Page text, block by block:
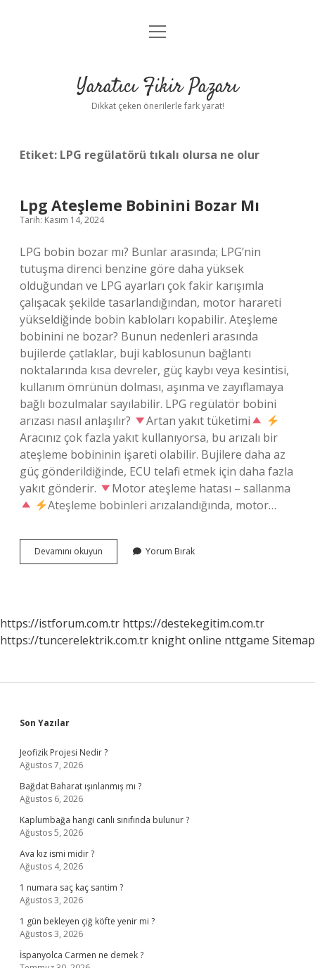
Anasayfa
Yasal Uyarı
menüyü
Yaratıcı Fikir Pazarı
Dikkat çeken önerilerle fark yarat!
Etiket: LPG regülatörü tıkalı olursa ne olur
Lpg Ateşleme Bobinini Bozar Mı
Tarih: Kasım 14, 2024
LPG bobin bozar mı? Bunlar arasında; LPG’nin
tutuşma direnci benzine göre daha yüksek
olduğundan ve LPG ayarları çok fakir karışımla
çalışacak şekilde tasarlandığından, motor harareti
yükseldiğinde bobin kabloları kopabilir. Ateşleme
bobinini ne bozar? Bunun nedenleri arasında
bujilerde çatlaklar, buji kablosunun bağlantı
noktalarında kısa devreler, güç kaybı veya kesintisi,
kullanım ömrünün dolması, aşınma ve zayıflamaya
bağlı bozulmalar sayılabilir. LPG regülatör bobini
arızası nasıl anlaşılır?
Artan yakıt tüketimi
Aracınız çok fazla yakıt kullanıyorsa, bu arızalı bir
ateşleme bobininin işareti olabilir. Bujilere daha az
güç gönderildiğinde, ECU telafi etmek için daha fazla
yakıt gönderir.
Motor ateşleme hatası – sallanma
Ateşleme bobinleri arızalandığında, motor…
Devamını okuyun
Ateşleme
Yorum Bırak
https://istforum.com.tr https://destekegitim.com.tr
https://tuncerelektrik.com.tr knight online nttgame Sitemap
Sidebar
Son Yazılar
Jeofizik Projesi Nedir ?
Ağustos 7, 2026
Bağdat Baharat ışınlanmış mı ?
Ağustos 6, 2026
Kaplumbağa hangi canlı sınıfında bulunur ?
Ağustos 5, 2026
Ava kız ismi midir ?
Ağustos 4, 2026
1 numara saç kaç santim ?
Ağustos 3, 2026
1 gün bekleyen çiğ köfte yenir mi ?
Ağustos 3, 2026
İspanyolca Carmen ne demek ?